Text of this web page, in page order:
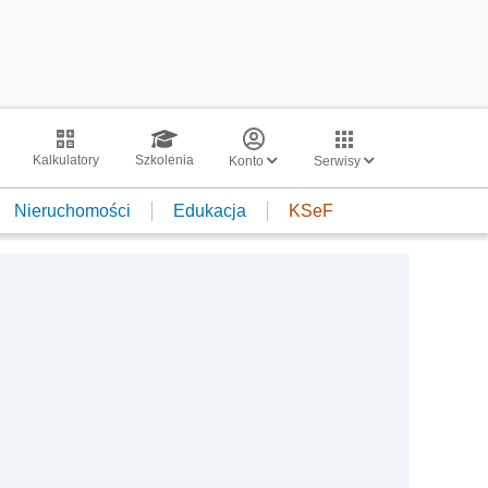
Kalkulatory Szkolenia Konto Serwisy
Nieruchomości Edukacja KSeF